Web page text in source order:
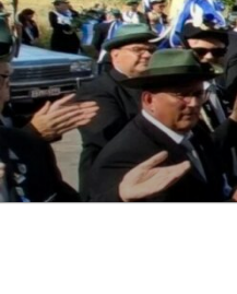
Zum
Inhalt
springen